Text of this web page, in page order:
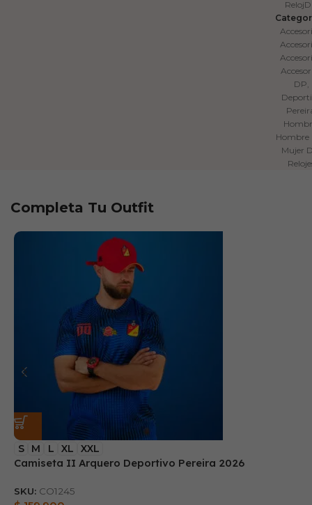
DP,
Hombre
Mujer
Completa Tu Outfit
S M L XL XXL
Camiseta II Arquero Deportivo Pereira 2026
SKU: CO1245